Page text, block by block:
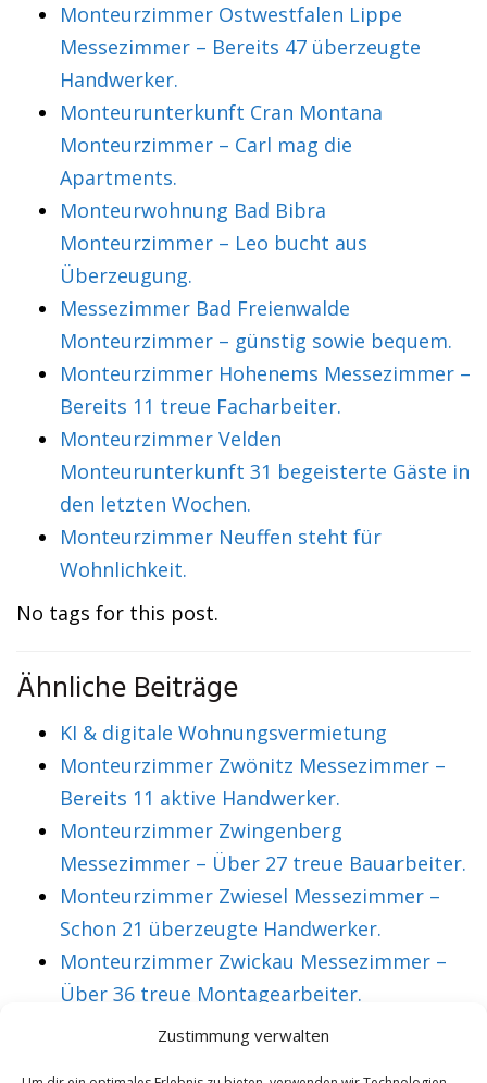
Zustimmung verwalten
Monteurzimmer Ostwestfalen Lippe
Messezimmer – Bereits 47 überzeugte
Handwerker.
Monteurunterkunft Cran Montana
Monteurzimmer – Carl mag die
Apartments.
Monteurwohnung Bad Bibra
Monteurzimmer – Leo bucht aus
Überzeugung.
Messezimmer Bad Freienwalde
Monteurzimmer – günstig sowie bequem.
Monteurzimmer Hohenems Messezimmer –
Bereits 11 treue Facharbeiter.
Monteurzimmer Velden
Monteurunterkunft 31 begeisterte Gäste in
den letzten Wochen.
Monteurzimmer Neuffen steht für
Wohnlichkeit.
No tags for this post.
Ähnliche Beiträge
KI & digitale Wohnungsvermietung
Monteurzimmer Zwönitz Messezimmer –
Bereits 11 aktive Handwerker.
Monteurzimmer Zwingenberg
Messezimmer – Über 27 treue Bauarbeiter.
Monteurzimmer Zwiesel Messezimmer –
Schon 21 überzeugte Handwerker.
Monteurzimmer Zwickau Messezimmer –
Über 36 treue Montagearbeiter.
VORHERIGER ARTIKEL NÄCHSTER ARTIKEL